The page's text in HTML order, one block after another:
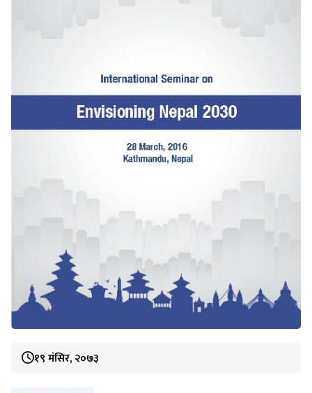
१९ मंसिर, २०७३